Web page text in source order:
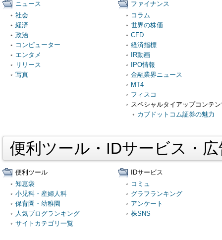
ニュース
社会
経済
政治
コンピューター
エンタメ
リリース
写真
ファイナンス
コラム
世界の株価
CFD
経済指標
IR動画
IPO情報
金融業界ニュース
MT4
フィスコ
スペシャルタイアップコンテ
カブドットコム証券の魅力
便利ツール・IDサービス・
便利ツール
知恵袋
小児科・産婦人科
保育園・幼稚園
人気ブログランキング
サイトカテゴリ一覧
IDサービス
コミュ
グラフランキング
アンケート
株SNS